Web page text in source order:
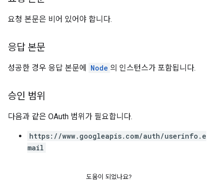
요청 본문은 비어 있어야 합니다.
응답 본문
성공한 경우 응답 본문에 Node 의 인스턴스가 포함됩니다.
승인 범위
다음과 같은 OAuth 범위가 필요합니다.
https://www.googleapis.com/auth/userinfo.e
mail
도움이 되었나요?